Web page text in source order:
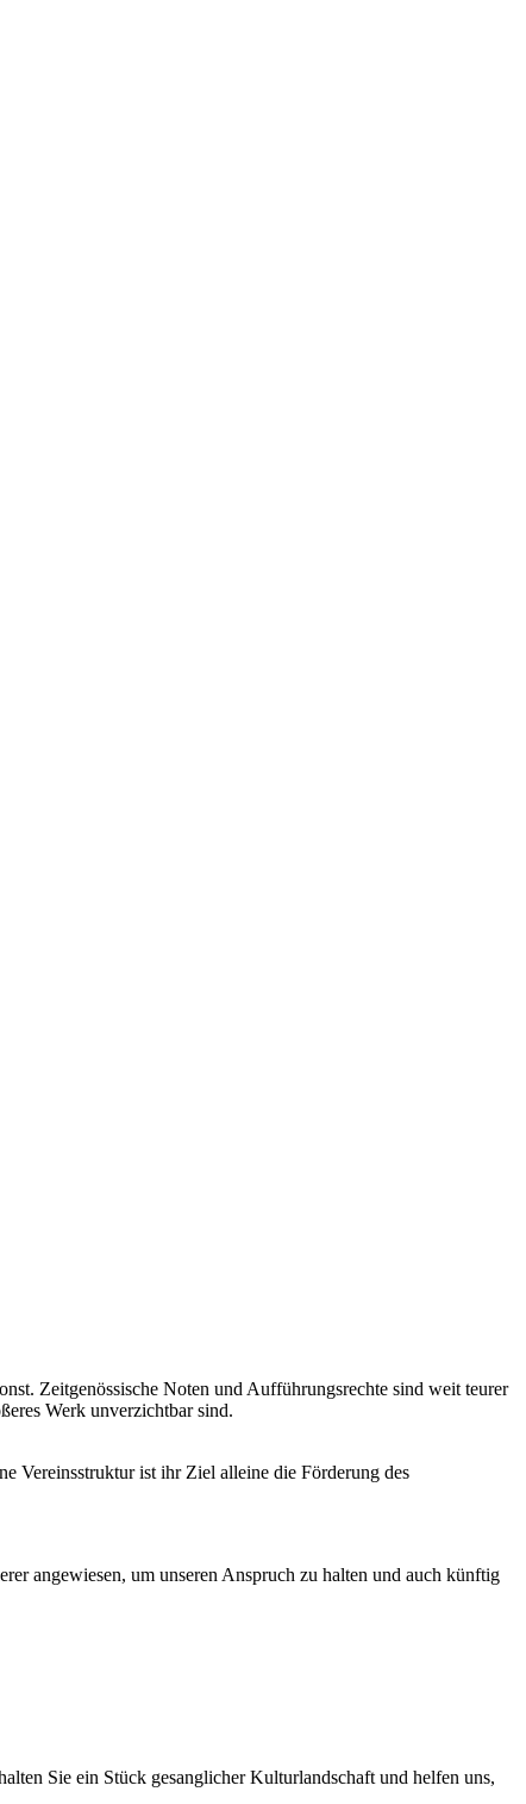
Zeitgenössische Noten und Aufführungsrechte sind weit teurer
Werk unverzichtbar sind.
Vereinsstruktur ist ihr Ziel alleine die Förderung des
angewiesen, um unseren Anspruch zu halten und auch künftig
Sie ein Stück gesanglicher Kulturlandschaft und helfen uns,